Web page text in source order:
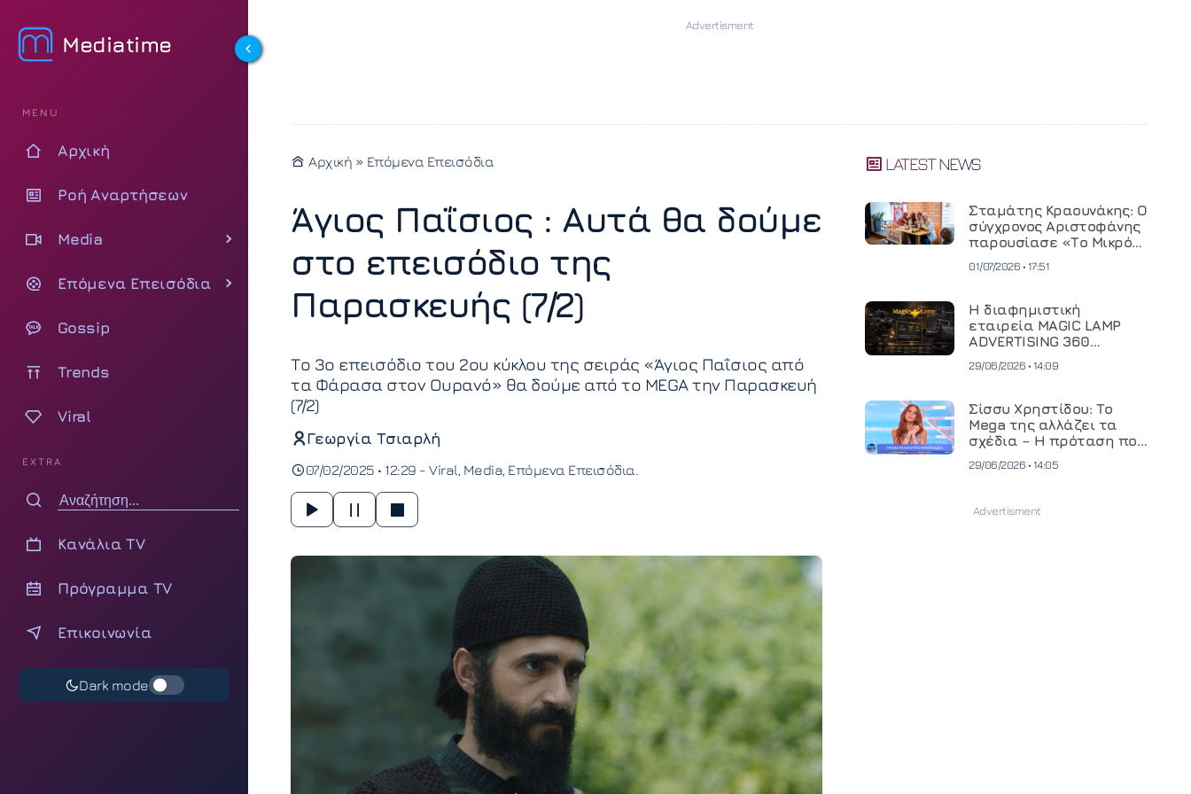
Mediatime
MENU
Αρχική
Ροή Αναρτήσεων
Media
Επόμενα Επεισόδια
Gossip
Trends
Viral
EXTRA
Κανάλια TV
Πρόγραμμα TV
Επικοινωνία
Dark mode
Αρχική » Επόμενα Επεισόδια
Άγιος Παΐσιος : Αυτά θα δούμε
στο επεισόδιο της
Παρασκευής (7/2)
Το 3ο επεισόδιο του 2ου κύκλου της σειράς «Άγιος Παΐσιος από
τα Φάρασα στον Ουρανό» θα δούμε από το MEGA την Παρασκευή
(7/2)
Γεωργία Τσιαρλή
07/02/2025 • 12:29 - Viral Media Επόμενα Επεισόδια
LATEST NEWS
Σταμάτης Κραουνάκης: Ο
σύγχρονος Αριστοφάνης
παρουσίασε «Το Μικρό
01/07/2026 • 17:51
Η διαφημιστική
εταιρεία MAGIC LAMP
ADVERTISING 360
κινηματογραφική
και ανεβάζει τον πήχη
στην παραγωγή
οπτικοακουστικού
περιεχομένου
29/06/2026 • 14:09
Σίσσυ Χρηστίδου: Το
Mega της αλλάζει τα
σχέδια – Η πρόταση που
29/06/2026 • 14:05